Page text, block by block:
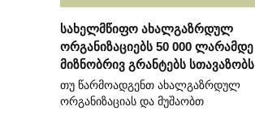
სახელმწიფო ახალგაზრდულ
ორგანიზაციებს 50 000 ლარამდე
მიზნობრივ გრანტებს სთავაზობს
თუ წარმოადგენთ ახალგაზრდულ
ორგანიზაციას და მუშაობთ